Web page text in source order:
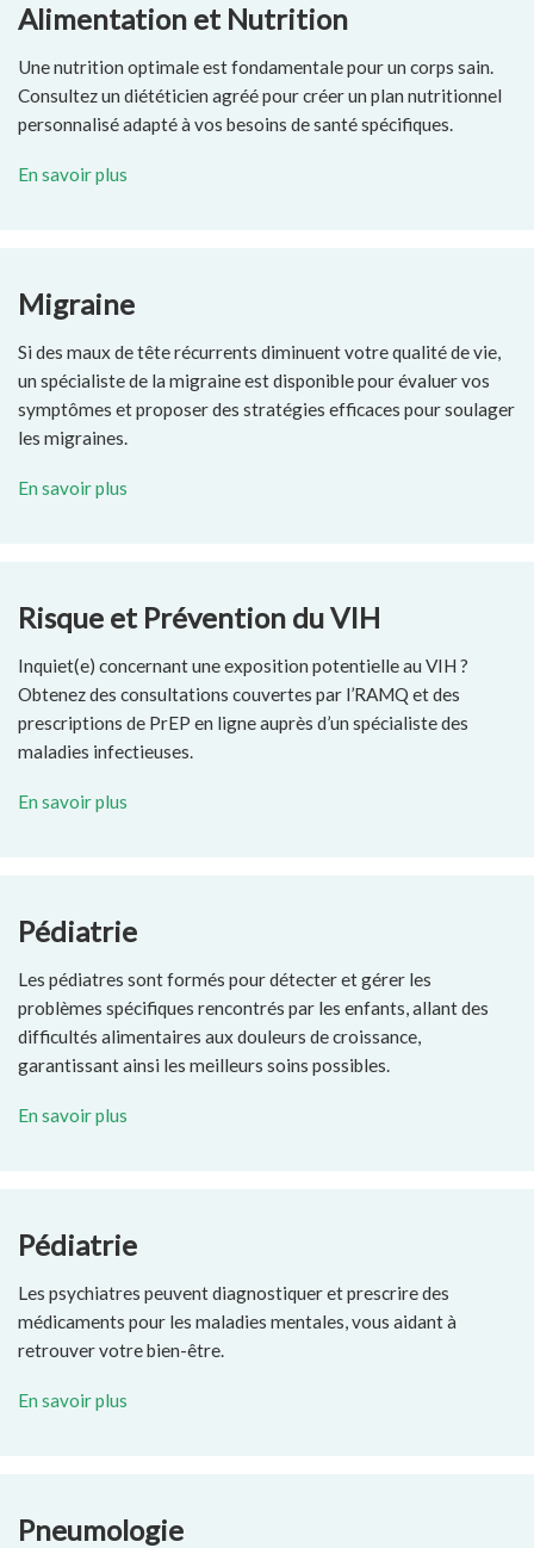
Alimentation et Nutrition
Une nutrition optimale est fondamentale pour un corps sain.
Consultez un diététicien agréé pour créer un plan nutritionnel
personnalisé adapté à vos besoins de santé spécifiques.
En savoir plus
Migraine
Si des maux de tête récurrents diminuent votre qualité de vie,
un spécialiste de la migraine est disponible pour évaluer vos
symptômes et proposer des stratégies efficaces pour soulager
les migraines.
En savoir plus
Risque et Prévention du VIH
Inquiet(e) concernant une exposition potentielle au VIH ?
Obtenez des consultations couvertes par l’RAMQ et des
prescriptions de PrEP en ligne auprès d’un spécialiste des
maladies infectieuses.
En savoir plus
Pédiatrie
Les pédiatres sont formés pour détecter et gérer les
problèmes spécifiques rencontrés par les enfants, allant des
difficultés alimentaires aux douleurs de croissance,
garantissant ainsi les meilleurs soins possibles.
En savoir plus
Pédiatrie
Les psychiatres peuvent diagnostiquer et prescrire des
médicaments pour les maladies mentales, vous aidant à
retrouver votre bien-être.
En savoir plus
Pneumologie